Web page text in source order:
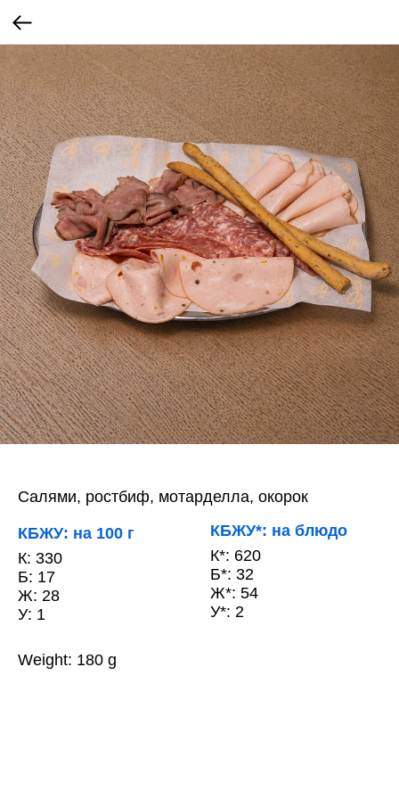
Салями, ростбиф, мотарделла, окорок
КБЖУ: на 100 г
К: 330
Б: 17
Ж: 28
У: 1
КБЖУ*: на блюдо
К*: 620
Б*: 32
Ж*: 54
У*: 2
Weight: 180 g